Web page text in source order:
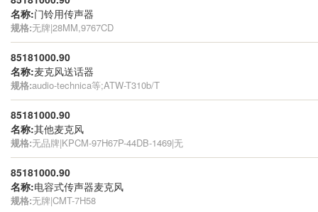
名称:门铃用传声器
规格:无牌|28MM,9767CD
85181000.90
名称:麦克风送话器
规格:audio-technica等;ATW-T310b/T
85181000.90
名称:其他麦克风
规格:无品牌|KPCM-97H67P-44DB-1469|无
85181000.90
名称:电容式传声器麦克风
规格:无牌|CMT-7H58